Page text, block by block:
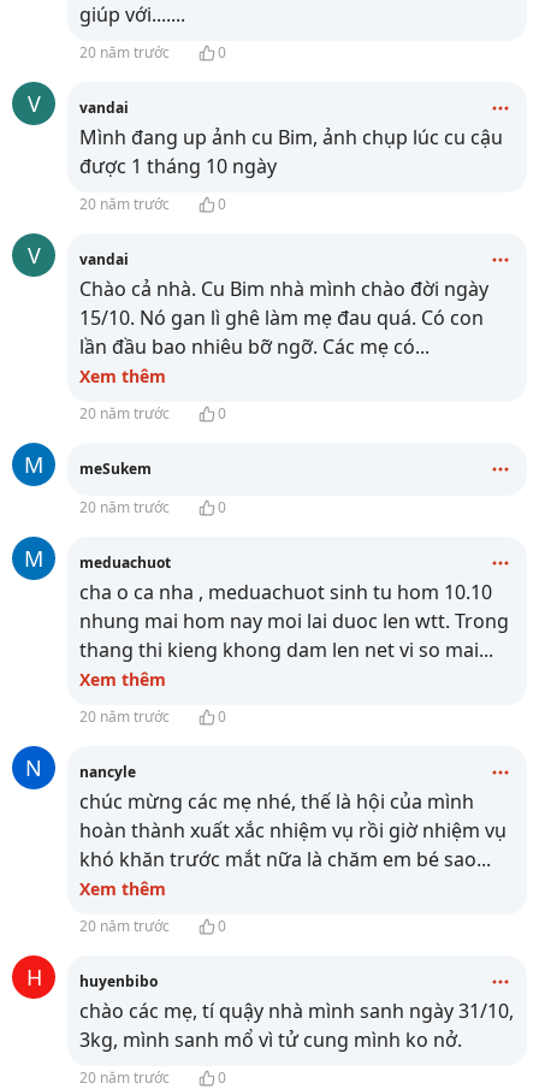
giúp với.......
20 năm trước 0
V vandai
Mình đang up ảnh cu Bim, ảnh chụp lúc cu cậu
được 1 tháng 10 ngày
20 năm trước 0
V vandai
Chào cả nhà. Cu Bim nhà mình chào đời ngày
15/10. Nó gan lì ghê làm mẹ đau quá. Có con
lần đầu bao nhiêu bỡ ngỡ. Các mẹ có...
Xem thêm
20 năm trước 0
M
meSukem
20 năm trước
0
M meduachuot
cha o ca nha , meduachuot sinh tu hom 10.10
nhung mai hom nay moi lai duoc len wtt. Trong
thang thi kieng khong dam len net vi so mai...
Xem thêm
20 năm trước 0
N nancyle
chúc mừng các mẹ nhé, thế là hội của mình
hoàn thành xuất xắc nhiệm vụ rồi giờ nhiệm vụ
khó khăn trước mắt nữa là chăm em bé sao...
Xem thêm
20 năm trước 0
H huyenbibo
chào các mẹ, tí quậy nhà mình sanh ngày 31/10,
3kg, mình sanh mổ vì tử cung mình ko nở.
20 năm trước 0